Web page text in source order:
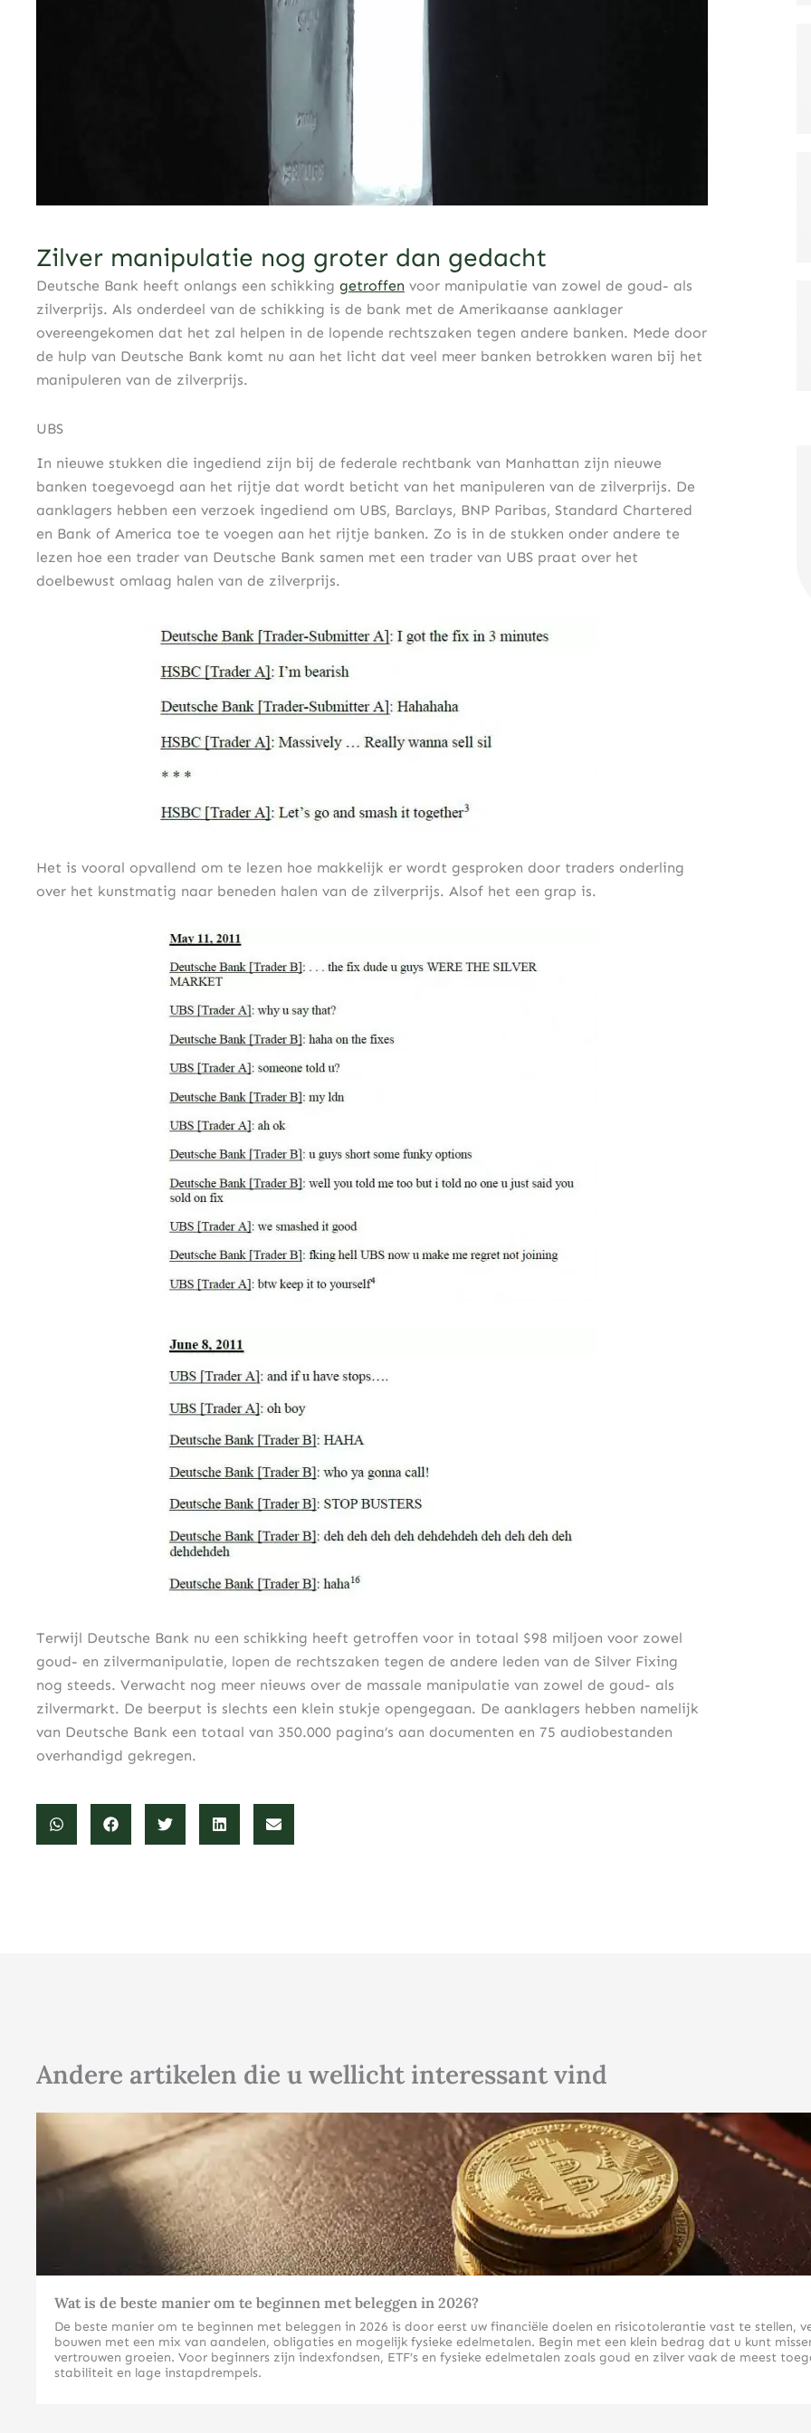
Zilver manipulatie nog groter dan gedacht
Deutsche Bank heeft onlangs een schikking getroffen voor manipulatie van zowel de goud- als
zilverprijs. Als onderdeel van de schikking is de bank met de Amerikaanse aanklager
overeengekomen dat het zal helpen in de lopende rechtszaken tegen andere banken. Mede door
de hulp van Deutsche Bank komt nu aan het licht dat veel meer banken betrokken waren bij het
manipuleren van de zilverprijs.
UBS
In nieuwe stukken die ingediend zijn bij de federale rechtbank van Manhattan zijn nieuwe
banken toegevoegd aan het rijtje dat wordt beticht van het manipuleren van de zilverprijs. De
aanklagers hebben een verzoek ingediend om UBS, Barclays, BNP Paribas, Standard Chartered
en Bank of America toe te voegen aan het rijtje banken. Zo is in de stukken onder andere te
lezen hoe een trader van Deutsche Bank samen met een trader van UBS praat over het
doelbewust omlaag halen van de zilverprijs.
Het is vooral opvallend om te lezen hoe makkelijk er wordt gesproken door traders onderling
over het kunstmatig naar beneden halen van de zilverprijs. Alsof het een grap is.
Terwijl Deutsche Bank nu een schikking heeft getroffen voor in totaal $98 miljoen voor zowel
goud- en zilvermanipulatie, lopen de rechtszaken tegen de andere leden van de Silver Fixing
nog steeds. Verwacht nog meer nieuws over de massale manipulatie van zowel de goud- als
zilvermarkt. De beerput is slechts een klein stukje opengegaan. De aanklagers hebben namelijk
van Deutsche Bank een totaal van 350.000 pagina’s aan documenten en 75 audiobestanden
overhandigd gekregen.
Andere artikelen die u wellicht interessant vind
Wat is de beste manier om te beginnen met beleggen in 2026?
De beste manier om te beginnen met beleggen in 2026 is door eerst uw financiële doelen en risicotolerantie vast te stellen,
bouwen met een mix van aandelen, obligaties en mogelijk fysieke edelmetalen. Begin met een klein bedrag dat u kunt
vertrouwen groeien. Voor beginners zijn indexfondsen, ETF’s en fysieke edelmetalen zoals goud en zilver vaak de meest
stabiliteit en lage instapdrempels.
Klik hier